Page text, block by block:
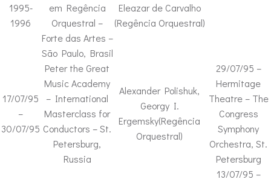
1995-
1996
em Regência
Orquestral –
Forte das Artes –
São Paulo, Brasil
Eleazar de Carvalho
(Regência Orquestral)
17/07/95
–
30/07/95
Peter the Great
Music Academy
– International
Masterclass for
Conductors – St.
Petersburg,
Russia
Alexander Polishuk,
Georgy I.
Ergemsky(Regência
Orquestral)
29/07/95 –
Hermitage
Theatre – The
Congress
Symphony
Orchestra, St.
Petersburg
13/07/95 –